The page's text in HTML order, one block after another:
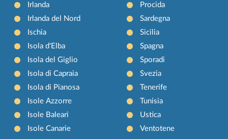
Irlanda
Irlanda del Nord
Ischia
Isola d'Elba
Isola del Giglio
Isola di Capraia
Isola di Pianosa
Isole Azzorre
Isole Baleari
Isole Canarie
Procida
Sardegna
Sicilia
Spagna
Sporadi
Svezia
Tenerife
Tunisia
Ustica
Ventotene